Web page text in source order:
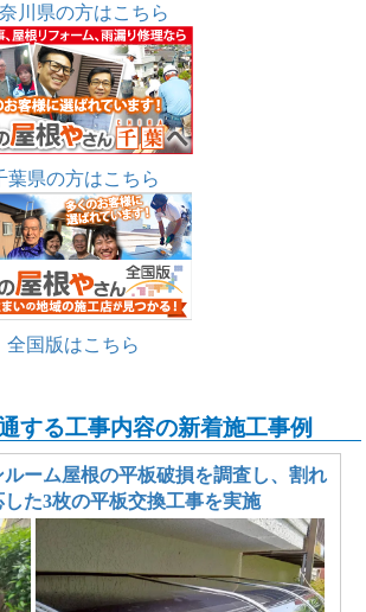
川県の方はこちら
葉県の方はこちら
全国版はこちら
する工事内容の新着施工事例
ーム屋根の平板破損を調査し、割れ
た3枚の平板交換工事を実施